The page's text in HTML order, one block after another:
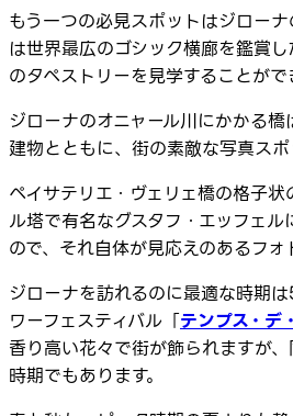
もう一つの必見スポットはジロー
は世界最広のゴシック横廊を鑑賞
のタペストリーを見学することがで
ジローナのオニャール川にかかる
建物とともに、街の素敵な写真スポ
ペイサテリエ・ヴェリェ橋の格子
ル塔で有名なグスタフ・エッフェル
ので、それ自体が見応えのあるフォ
ジローナを訪れるのに最適な時期
ワーフェスティバル「テンプス・デ
香り高い花々で街が飾られますが
時期でもあります。